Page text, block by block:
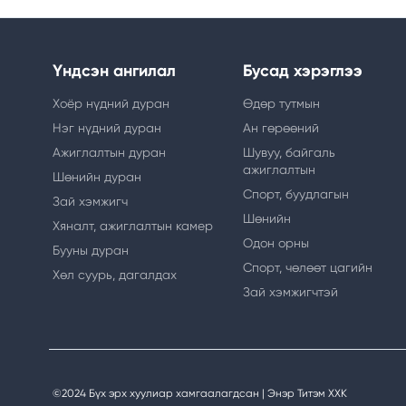
Үндсэн ангилал
Хоёр нүдний дуран
Нэг нүдний дуран
Ажиглалтын дуран
Шөнийн дуран
Зай хэмжигч
Хяналт, ажиглалтын камер
Бууны дуран
Хөл суурь, дагалдах
Бусад хэрэглээ
Өдөр тутмын
Ан гөрөөний
Шувуу, байгаль
ажиглалтын
Спорт, буудлагын
Шөнийн
Одон орны
Спорт, чөлөөт цагийн
Зай хэмжигчтэй
©2024 Бүх эрх хуулиар хамгаалагдсан | Энэр Титэм ХХК